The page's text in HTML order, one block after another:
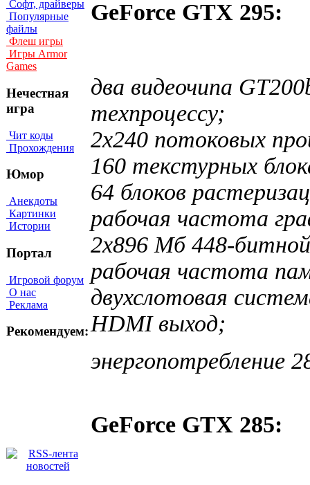
Софт, драйверы
Популярные
файлы
Флеш игры
Игры Armor
Games
Нечестная
игра
Чит коды
Прохождения
Юмор
Анекдоты
Картинки
Истории
Портал
Игровой форум
О нас
Реклама
Рекомендуем:
GeForce GTX 295:
два видеочипа
техпроцессу;
2х240 потоковых
160 текстурных
64 блоков
рабочая частота
2х896 Мб 448-
рабочая частота
двухслотовая
HDMI выход;
энергопотребление
GeForce GTX 285: